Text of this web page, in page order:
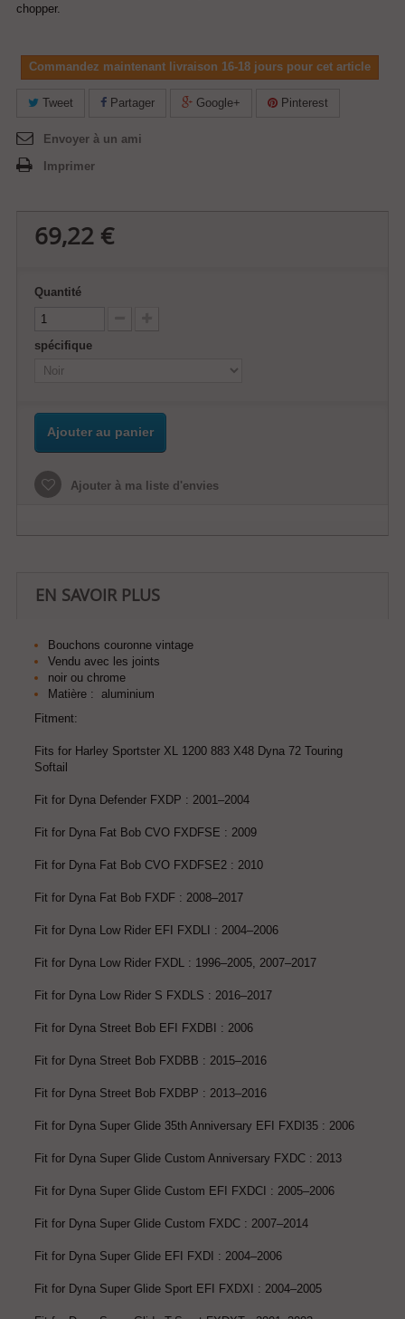
chopper.
Commandez maintenant livraison 16-18 jours pour cet article
Tweet Partager Google+ Pinterest
Envoyer à un ami
Imprimer
69,22 €
Quantité
spécifique
Ajouter au panier
Ajouter à ma liste d'envies
EN SAVOIR PLUS
Bouchons couronne vintage
Vendu avec les joints
noir ou chrome
Matière : aluminium
Fitment:
Fits for Harley Sportster XL 1200 883 X48 Dyna 72 Touring
Softail
Fit for Dyna Defender FXDP : 2001–2004
Fit for Dyna Fat Bob CVO FXDFSE : 2009
Fit for Dyna Fat Bob CVO FXDFSE2 : 2010
Fit for Dyna Fat Bob FXDF : 2008–2017
Fit for Dyna Low Rider EFI FXDLI : 2004–2006
Fit for Dyna Low Rider FXDL : 1996–2005, 2007–2017
Fit for Dyna Low Rider S FXDLS : 2016–2017
Fit for Dyna Street Bob EFI FXDBI : 2006
Fit for Dyna Street Bob FXDBB : 2015–2016
Fit for Dyna Street Bob FXDBP : 2013–2016
Fit for Dyna Super Glide 35th Anniversary EFI FXDI35 : 2006
Fit for Dyna Super Glide Custom Anniversary FXDC : 2013
Fit for Dyna Super Glide Custom EFI FXDCI : 2005–2006
Fit for Dyna Super Glide Custom FXDC : 2007–2014
Fit for Dyna Super Glide EFI FXDI : 2004–2006
Fit for Dyna Super Glide Sport EFI FXDXI : 2004–2005